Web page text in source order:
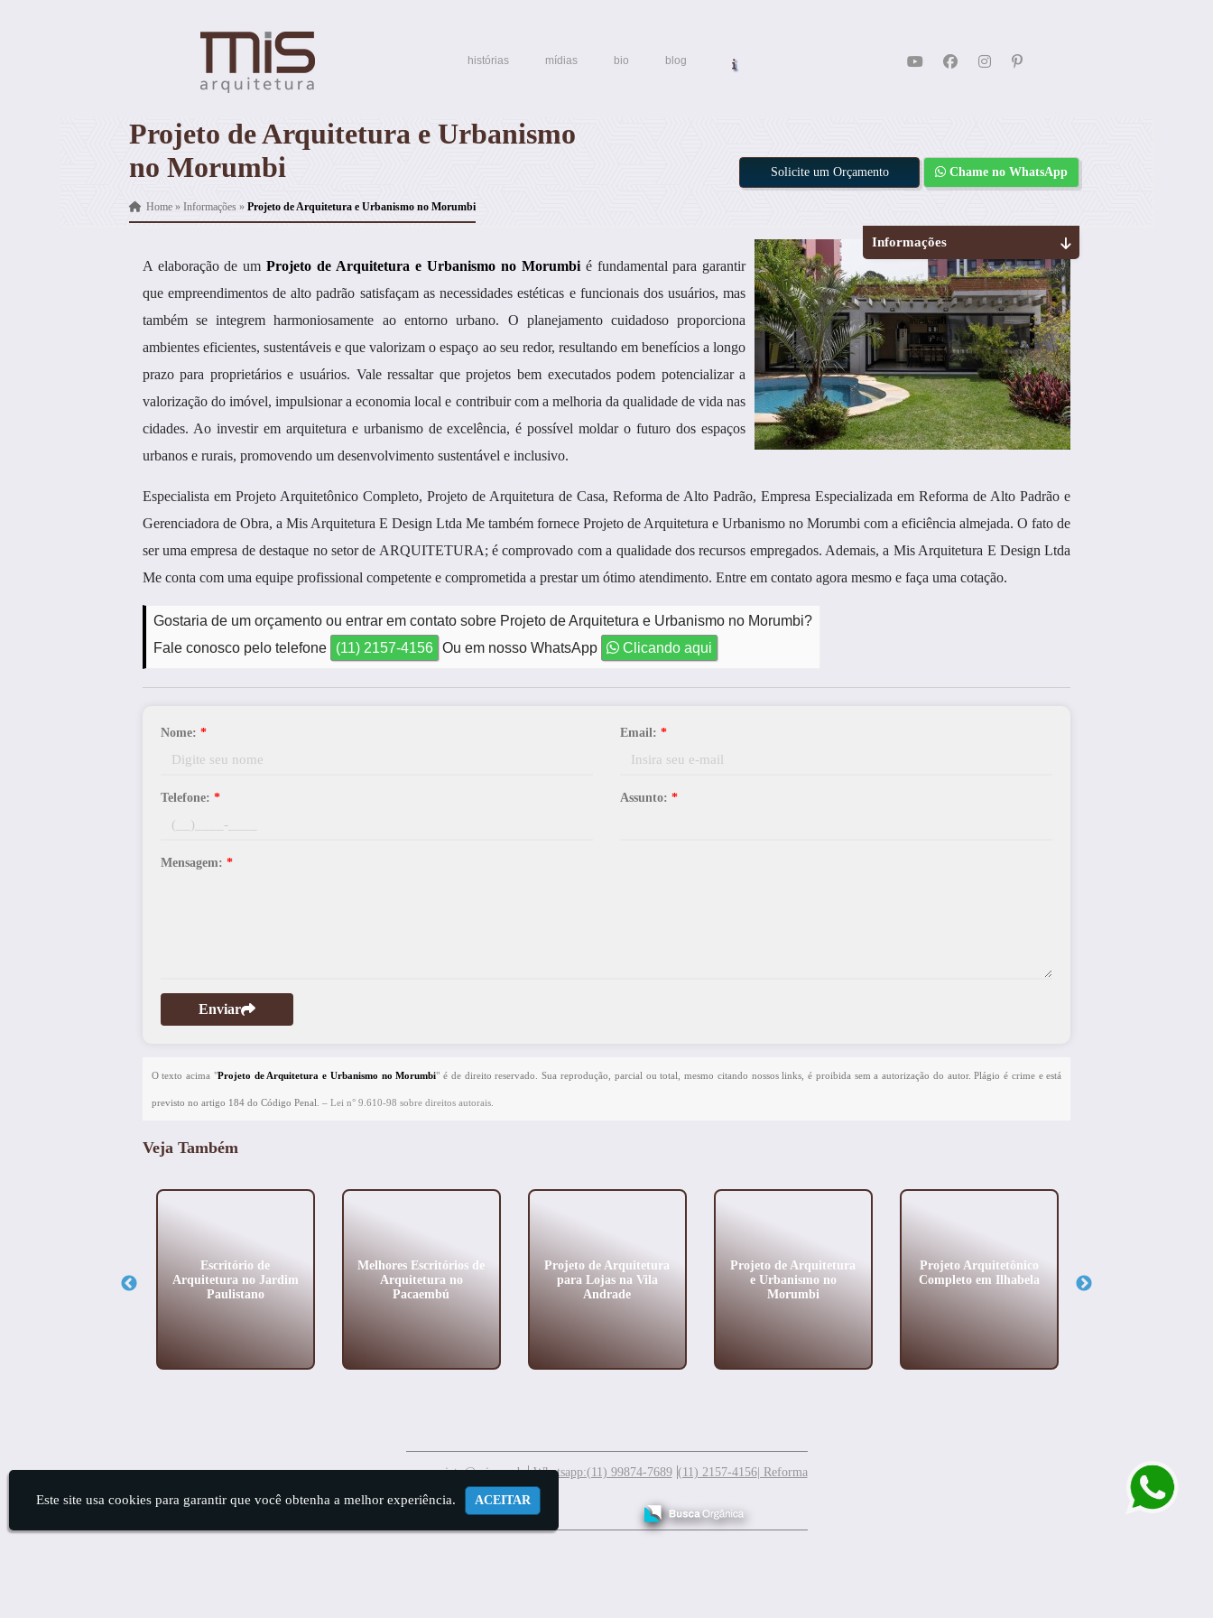
histórias mídias bio blog
Projeto de Arquitetura e Urbanismo
no Morumbi
Home» Informações » Projeto de Arquitetura e Urbanismo no Morumbi
Solicite um Orçamento Chame no WhatsApp
A elaboração de umProjeto de Arquitetura e Urbanismo no Morumbié fundamental para garantir
que empreendimentos de alto padrão satisfaçam as necessidades estéticas e funcionais dos usuários, mas
também se integrem harmoniosamente ao entorno urbano. O planejamento cuidadoso proporciona
ambientes eficientes, sustentáveis e que valorizam o espaço ao seu redor, resultando em benefícios a longo
prazo para proprietários e usuários. Vale ressaltar que projetos bem executados podem potencializar a
valorização do imóvel, impulsionar a economia local e contribuir com a melhoria da qualidade de vida nas
cidades. Ao investir em arquitetura e urbanismo de excelência, é possível moldar o futuro dos espaços
urbanos e rurais, promovendo um desenvolvimento sustentável e inclusivo.
Especialista em Projeto Arquitetônico Completo, Projeto de Arquitetura de Casa, Reforma de Alto Padrão, Empresa Especializada em Reforma de Alto Padrão e
Gerenciadora de Obra, a Mis Arquitetura E Design Ltda Me também fornece Projeto de Arquitetura e Urbanismo no Morumbi com a eficiência almejada. O fato de
ser uma empresa de destaque no setor de ARQUITETURA; é comprovado com a qualidade dos recursos empregados. Ademais, a Mis Arquitetura E Design Ltda
Me conta com uma equipe profissional competente e comprometida a prestar um ótimo atendimento. Entre em contato agora mesmo e faça uma cotação.
Gostaria de um orçamento ou entrar em contato sobre Projeto de Arquitetura e Urbanismo no Morumbi?
Fale conosco pelo telefone
(11) 2157-4156 Ou em nosso WhatsApp Clicando aqui
Nome: * Email: *
Telefone: * Assunto: *
Mensagem: *
Enviar
O texto acima "Projeto de Arquitetura e Urbanismo no Morumbi" é de direito reservado. Sua reprodução, parcial ou total, mesmo citando nossos links, é proibida sem a autorização do autor. Plágio é crime e está
previsto no artigo 184 do Código Penal. – Lei n° 9.610-98 sobre direitos autorais.
Informações
Veja Também
Escritório de
Arquitetura no Jardim
Paulistano
Melhores Escritórios de
Arquitetura no
Pacaembú
Projeto de Arquitetura
para Lojas na Vila
Andrade
Projeto de Arquitetura
e Urbanismo no
Morumbi
Projeto Arquitetônico
Completo em Ilhabela
meuprojeto@mis.arq.br Whatsapp:(11) 99874-7689 (11) 2157-4156| Reforma
Este site usa cookies para garantir que você obtenha a melhor experiência. ACEITAR